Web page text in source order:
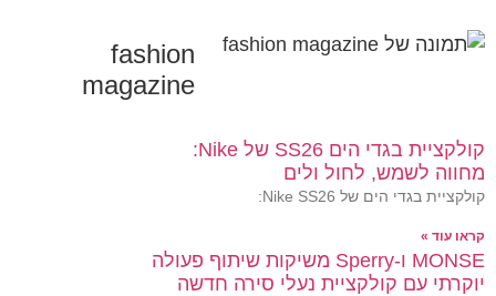
fashion
magazine
קולקציית בגדי הים SS26 של Nike:
מחווה לשמש, לחול ולים
קולקציית בגדי הים של Nike SS26:
קראו עוד »
MONSE ו-Sperry משיקות שיתוף פעולה
יוקרתי עם קולקציית נעלי סירה חדשה